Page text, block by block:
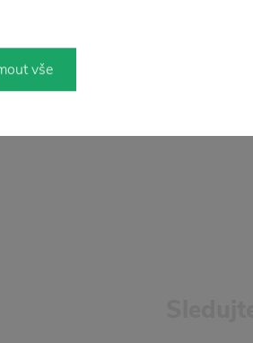
vše